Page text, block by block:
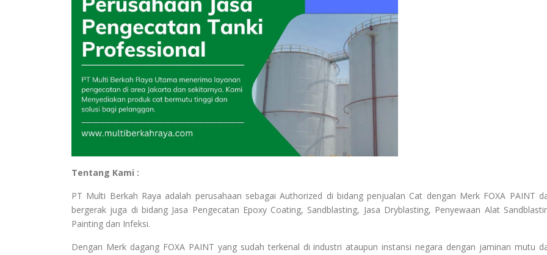
Tentang Kami :
PT Multi Berkah Raya adalah perusahaan sebagai Authorized di bidang penjualan Cat dengan Merk FOXA PAINT
bergerak juga di bidang Jasa Pengecatan Epoxy Coating, Sandblasting, Jasa Dryblasting, Penyewaan Alat
Painting dan Infeksi.
Dengan Merk dagang FOXA PAINT yang sudah terkenal di industri ataupun instansi negara dengan jaminan mutu